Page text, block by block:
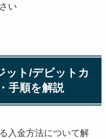
い
ット/デビットカ
手順を解説
入金方法について解